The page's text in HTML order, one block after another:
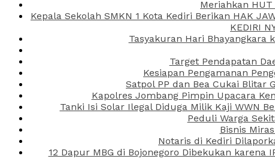
Meriahkan
Kepala Sekolah SMKN 1 Kota Kediri Berikan HAK
KEDIRI
Tasyakuran Hari Bhayangkara
Target Pendapatan
Kesiapan Pengamanan
Satpol PP dan Bea Cukai Blitar
Kapolres Jombang Pimpin Upacara
Tanki Isi Solar Ilegal Diduga Milik Kaji WWN
Peduli Warga
Bisnis
Notaris di Kediri
12 Dapur MBG di Bojonegoro Dibekukan karena